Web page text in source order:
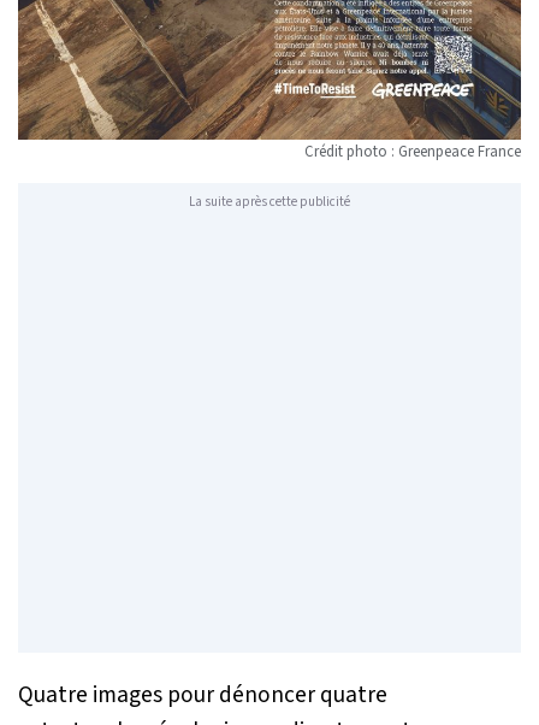
Crédit photo : Greenpeace France
La suite après cette publicité
Quatre images pour dénoncer quatre